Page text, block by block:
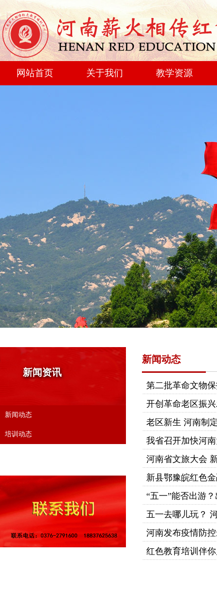
网站首页 关于我们 教学资源
新闻资讯
新闻动态
培训动态
新闻动态
第二批革命文物
开创革命老区振
老区新生 河南制
我省召开加快河
河南省文旅大会
新县鄂豫皖红色
“五一”能否出游
五一去哪儿玩？
河南发布疫情防
红色教育培训伴